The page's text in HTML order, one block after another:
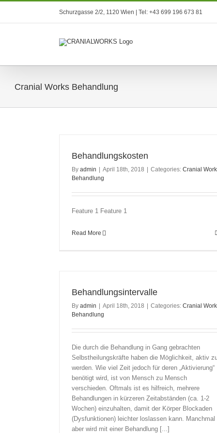
content
Schurzgasse 2/2, 1120 Wien | Tel: +43 699 196 673 81
Cranial Works Behandlung
Behandlungskosten
By admin April 18th, 2018 Categories: Cranial
Behandlung
Feature 1 Feature 1
Read More
Behandlungsintervalle
By admin April 18th, 2018 Categories: Cranial
Behandlung
Die durch die Behandlung in Gang gebrachten
Selbstheilungskräfte haben die Möglichkeit, aktiv
werden. Wie viel Zeit jedoch für deren „Aktivierung“
benötigt wird, ist von Mensch zu Mensch
verschieden. Oftmals ist es hilfreich, mehrere
Behandlungen in kürzeren Zeitabständen (ca. 1-2
Wochen) einzuhalten, damit der Körper Blockaden
(Dysfunktionen) leichter loslassen kann. Manchmal
aber wird mit einer Behandlung [...]